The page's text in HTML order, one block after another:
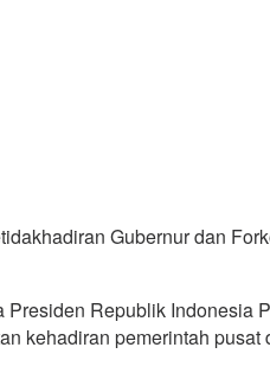
Gubernur dan
Republik
kehadiran pemerintah